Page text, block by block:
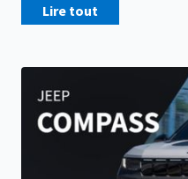
Lire tout